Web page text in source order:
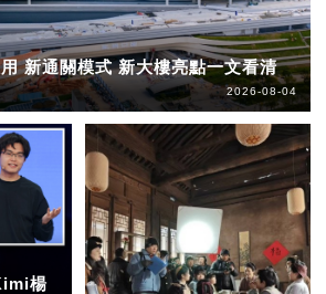
新通關模式 新大樓亮點一文看清
2026-08-04
楊